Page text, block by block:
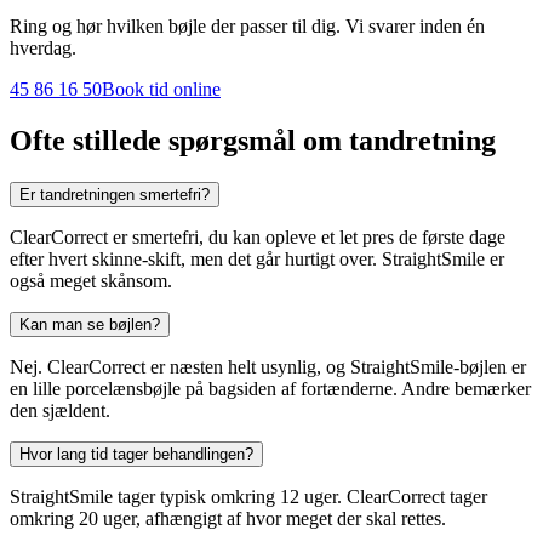
Ring og hør hvilken bøjle der passer til dig. Vi svarer inden én
hverdag.
45 86 16 50Book tid online
Ofte stillede spørgsmål om tandretning
Er tandretningen smertefri?
ClearCorrect er smertefri, du kan opleve et let pres de første dage
efter hvert skinne-skift, men det går hurtigt over. StraightSmile er
også meget skånsom.
Kan man se bøjlen?
Nej. ClearCorrect er næsten helt usynlig, og StraightSmile-bøjlen er
en lille porcelænsbøjle på bagsiden af fortænderne. Andre bemærker
den sjældent.
Hvor lang tid tager behandlingen?
StraightSmile tager typisk omkring 12 uger. ClearCorrect tager
omkring 20 uger, afhængigt af hvor meget der skal rettes.